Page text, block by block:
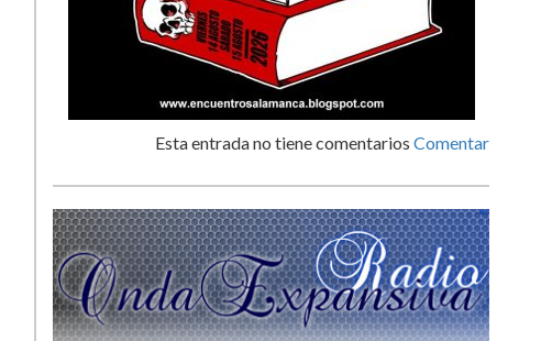
Esta entrada no tiene comentarios Comentar